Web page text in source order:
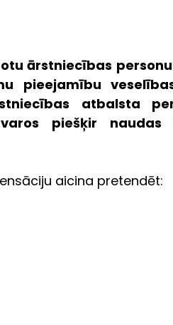
ārstniecības
pieejamību
atbalsta
piešķir naudas
aicina pretendēt: